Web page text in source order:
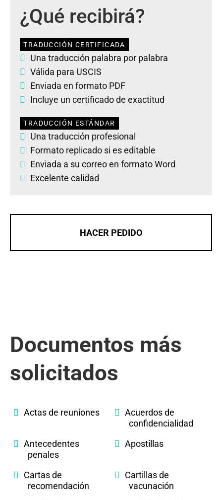
¿Qué recibirá?
TRADUCCIÓN CERTIFICADA
Una traducción palabra por palabra
Válida para USCIS
Enviada en formato PDF
Incluye un certificado de exactitud
TRADUCCIÓN ESTÁNDAR
Una traducción profesional
Formato replicado si es editable
Enviada a su correo en formato Word
Excelente calidad
HACER PEDIDO
Documentos más
solicitados
Actas de reuniones
Acuerdos de
confidencialidad
Antecedentes
penales
Apostillas
Cartas de
recomendación
Cartillas de
vacunación